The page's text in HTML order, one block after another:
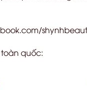
quốc: